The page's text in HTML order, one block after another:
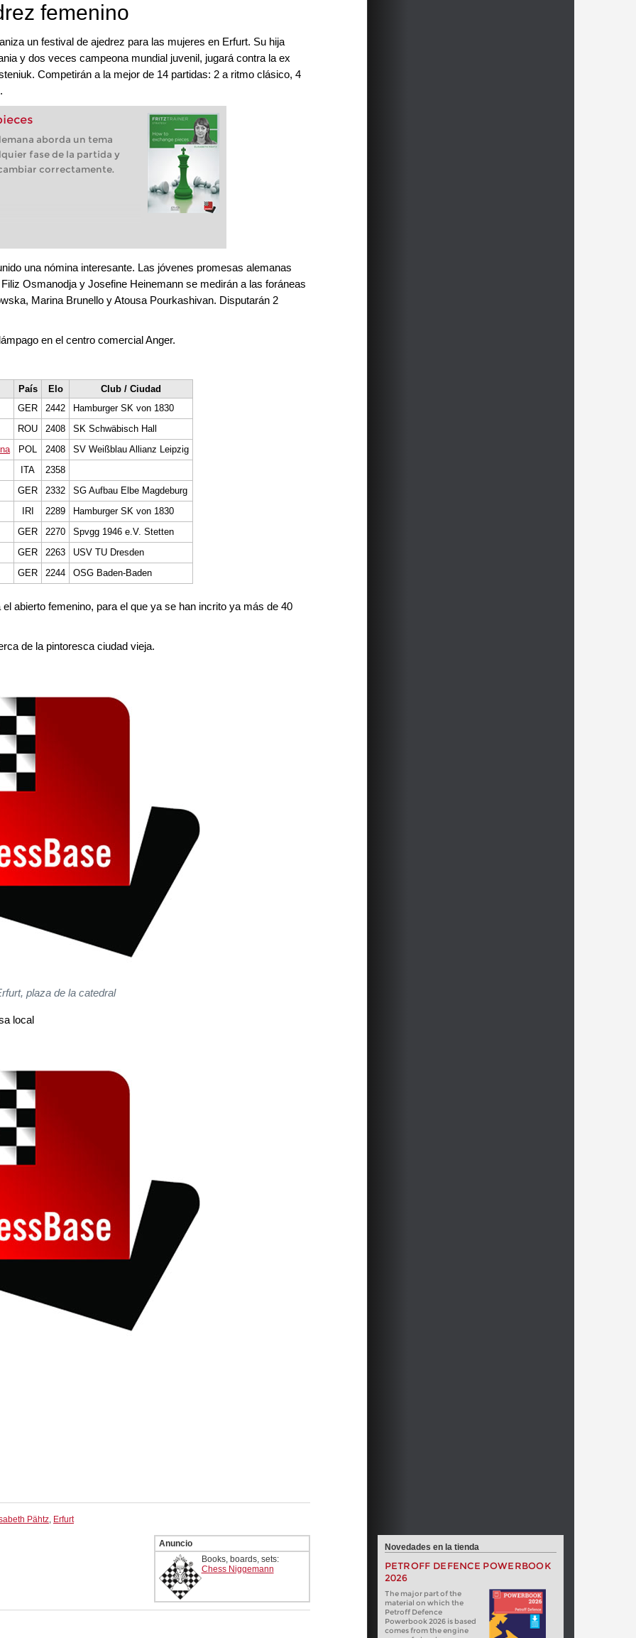
femenino
un festival de ajedrez para las mujeres en Erfurt. Su hija
y dos veces campeona mundial juvenil, jugará contra la ex
Competirán a la mejor de 14 partidas: 2 a ritmo clásico, 4
aborda un tema
fase de la partida y
correctamente.
una nómina interesante. Las jóvenes promesas alemanas
Osmanodja y Josefine Heinemann se medirán a las foráneas
Marina Brunello y Atousa Pourkashivan. Disputarán 2
en el centro comercial Anger.
País Elo
Club / Ciudad
GER
2442
Hamburger SK von 1830
ROU
2408
SK Schwäbisch Hall
POL 2408
SV Weißblau Allianz Leipzig
ITA
2358
GER
2332
SG Aufbau Elbe Magdeburg
IRI
2289
Hamburger SK von 1830
GER
2270
Spvgg 1946 e.V. Stetten
GER
2263
USV TU Dresden
GER
2244 OSG Baden-Baden
abierto femenino, para el que ya se han incrito ya más de 40
de la pintoresca ciudad vieja.
plaza de la catedral
local
Pähtz, Erfurt
Anuncio
Books, boards, sets:
Chess Niggemann
Novedades en la tienda
PETROFF DEFENCE POWERBOOK
2026
The major part of the
material on which the
Petroff Defence
Powerbook 2026 is based
comes from the engine